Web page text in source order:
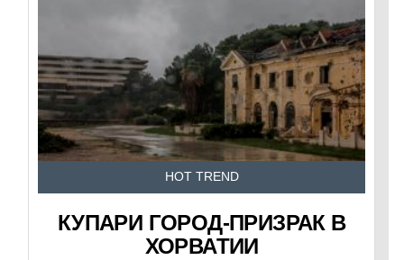
HOT TREND
КУПАРИ ГОРОД-ПРИЗРАК В
ХОРВАТИИ